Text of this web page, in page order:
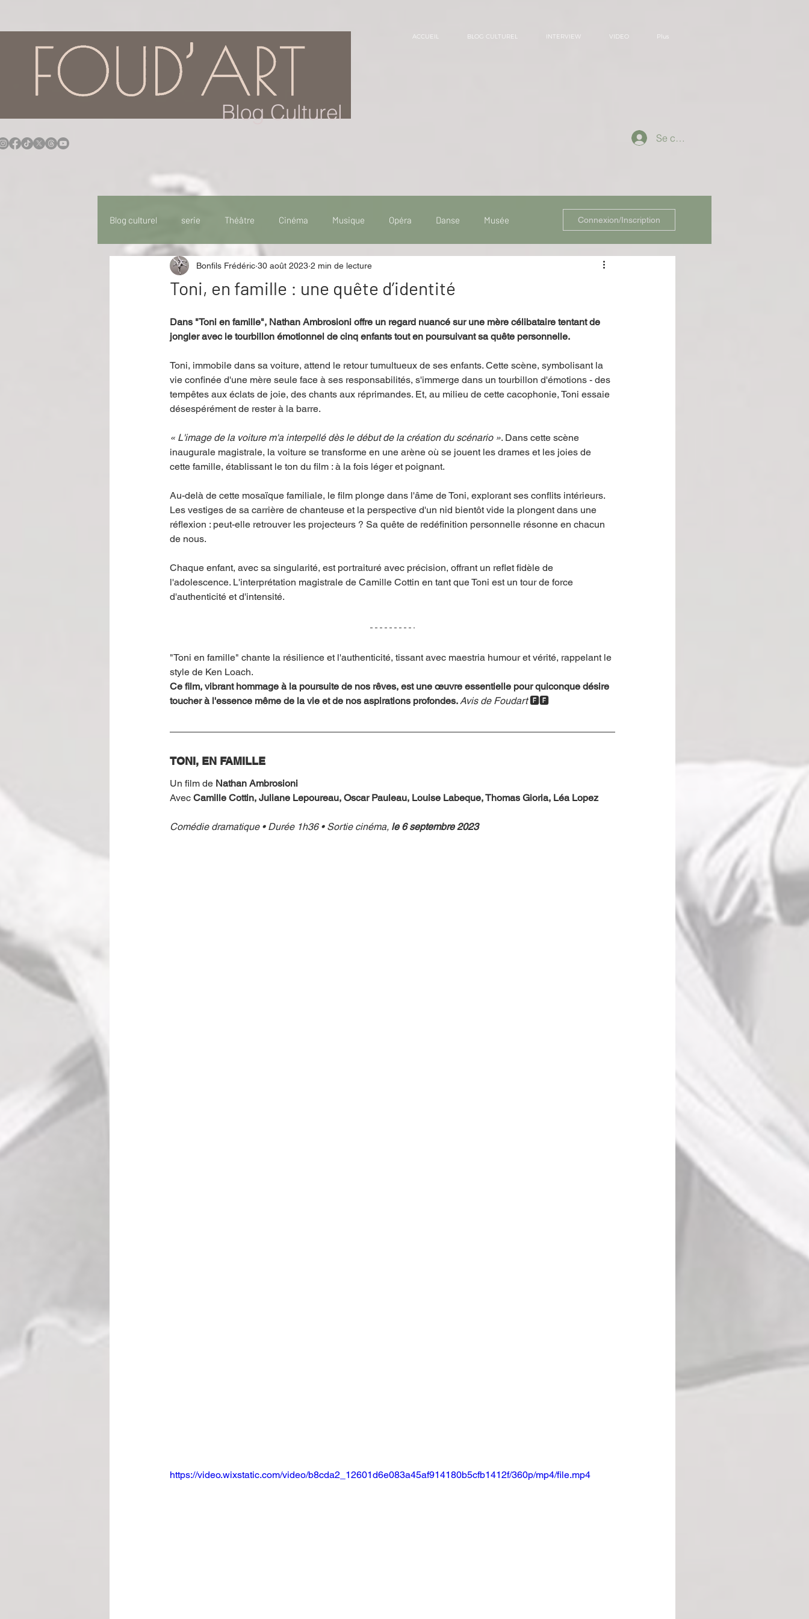
Blog Culturel
ACCUEIL BLOG CULTUREL INTERVIEW VIDEO Plus
Se connecter
Blog culturel serie Théâtre Cinéma Musique Opéra Danse Musée
Idées Sorties Idée de voyage Fooding - Restaurant
Performance Rire Récompense Festival Coup de coeur
Événement Validé par Romane. Spécial Famille Littérature Cirque Interview
Offre spéciale Annuaire Théâtre - Musée
Connexion/Inscription
Toni, en famille : une quête d’identité
Bonfils Frédéric 30 août 2023 2 min de lecture
Dans "Toni en famille", Nathan Ambrosioni offre un regard nuancé sur une mère célibataire tentant de
jongler avec le tourbillon émotionnel de cinq enfants tout en poursuivant sa quête personnelle.
Toni, immobile dans sa voiture, attend le retour tumultueux de ses enfants. Cette scène, symbolisant la
vie confinée d'une mère seule face à ses responsabilités, s'immerge dans un tourbillon d'émotions - des
tempêtes aux éclats de joie, des chants aux réprimandes. Et, au milieu de cette cacophonie, Toni essaie
désespérément de rester à la barre.
« L'image de la voiture m'a interpellé dès le début de la création du scénario ». Dans cette scène
inaugurale magistrale, la voiture se transforme en une arène où se jouent les drames et les joies de
cette famille, établissant le ton du film : à la fois léger et poignant.
Au-delà de cette mosaïque familiale, le film plonge dans l'âme de Toni, explorant ses conflits intérieurs.
Les vestiges de sa carrière de chanteuse et la perspective d'un nid bientôt vide la plongent dans une
réflexion : peut-elle retrouver les projecteurs ? Sa quête de redéfinition personnelle résonne en chacun
de nous.
Chaque enfant, avec sa singularité, est portraituré avec précision, offrant un reflet fidèle de
l'adolescence. L'interprétation magistrale de Camille Cottin en tant que Toni est un tour de force
d'authenticité et d'intensité.
"Toni en famille" chante la résilience et l'authenticité, tissant avec maestria humour et vérité, rappelant le
style de Ken Loach.
Ce film, vibrant hommage à la poursuite de nos rêves, est une œuvre essentielle pour quiconque désire
toucher à l'essence même de la vie et de nos aspirations profondes. Avis de Foudart 🅵🅵
TONI, EN FAMILLE
Un film de Nathan Ambrosioni
Avec Camille Cottin, Juliane Lepoureau, Oscar Pauleau, Louise Labeque, Thomas Gioria, Léa Lopez
Comédie dramatique • Durée 1h36 • Sortie cinéma, le 6 septembre 2023
https://video.wixstatic.com/video/b8cda2_12601d6e083a45af914180b5cfb1412f/360p/mp4/file.mp4